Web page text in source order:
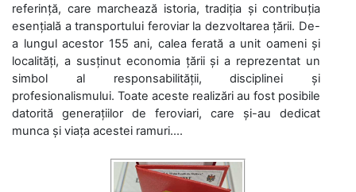
referință, care marchează istoria, tradiția și contribuția
esențială a transportului feroviar la dezvoltarea țării. De-
a lungul acestor 155 ani, calea ferată a unit oameni și
localități, a susținut economia țării și a reprezentat un
simbol al responsabilității, disciplinei și
profesionalismului. Toate aceste realizări au fost posibile
datorită generațiilor de feroviari, care și-au dedicat
munca și viața acestei ramuri....